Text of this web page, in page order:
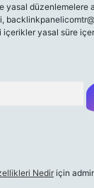
yasal düzenlemelere
içerikler yasal süre
Nedir için